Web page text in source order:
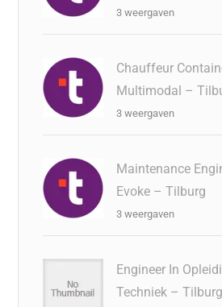
3 weergaven
Chauffeur
Multimodal –
3 weergaven
Maintenance
Evoke – Tilburg
3 weergaven
Engineer In
Techniek – Tilburg